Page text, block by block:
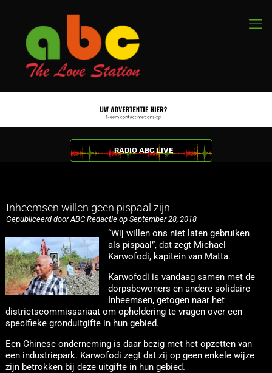
RADIO ABC LIVE
Inheemsen willen geen pispaal zijn
Gepubliceerd door ABC Redactie op September 28, 2018
“Wij willen ons niet laten gebruiken
als pispaal”, dat zegt Michael
Karwofodi, kapitein van Matta.
Karwofodi is vandaag samen met de
dorpsbewoners en andere solidaire
Inheemsen, getogen naar het
districtscommissariaat om opheldering te vragen over een
specifieke gronduitgifte in hun gebied.
Een Chinese onderneming is daar bezig met het opzetten van
een industriepark. Karwofodi zegt dat zij op geen enkele wijze
zijn betrokken bij deze uitgifte in hun gebied.